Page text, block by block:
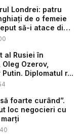
Londrei: patru
de o femeie
să-i atace din
al Rusiei în
Ozerov,
Diplomatul r...
foarte curând”.
loc negocieri cu